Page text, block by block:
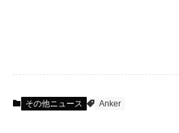
その他ニュース Anker